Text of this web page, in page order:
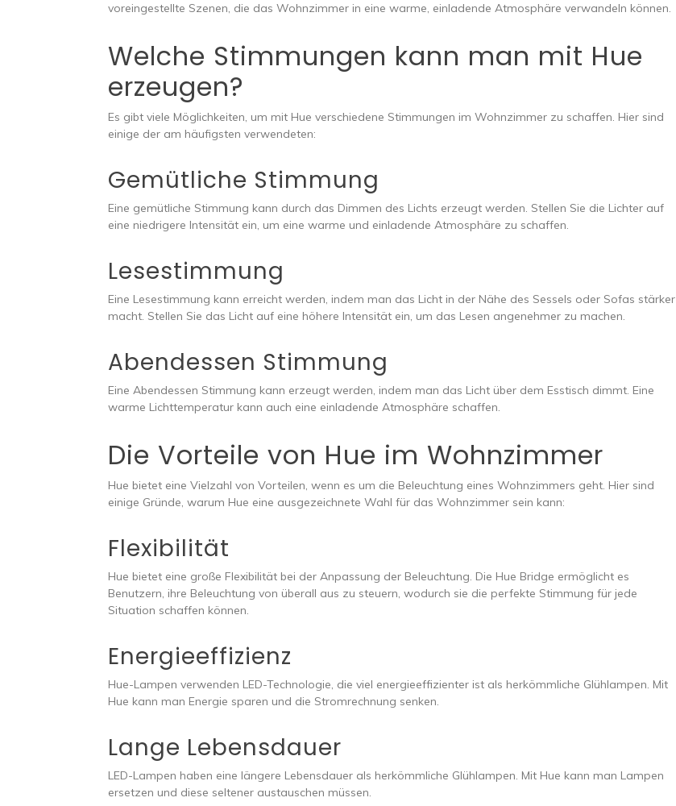
voreingestellte Szenen, die das Wohnzimmer in eine warme, einladende Atmosphäre verwandeln können.
Welche Stimmungen kann man mit Hue
erzeugen?
Es gibt viele Möglichkeiten, um mit Hue verschiedene Stimmungen im Wohnzimmer zu schaffen. Hier sind
einige der am häufigsten verwendeten:
Gemütliche Stimmung
Eine gemütliche Stimmung kann durch das Dimmen des Lichts erzeugt werden. Stellen Sie die Lichter auf
eine niedrigere Intensität ein, um eine warme und einladende Atmosphäre zu schaffen.
Lesestimmung
Eine Lesestimmung kann erreicht werden, indem man das Licht in der Nähe des Sessels oder Sofas stärker
macht. Stellen Sie das Licht auf eine höhere Intensität ein, um das Lesen angenehmer zu machen.
Abendessen Stimmung
Eine Abendessen Stimmung kann erzeugt werden, indem man das Licht über dem Esstisch dimmt. Eine
warme Lichttemperatur kann auch eine einladende Atmosphäre schaffen.
Die Vorteile von Hue im Wohnzimmer
Hue bietet eine Vielzahl von Vorteilen, wenn es um die Beleuchtung eines Wohnzimmers geht. Hier sind
einige Gründe, warum Hue eine ausgezeichnete Wahl für das Wohnzimmer sein kann:
Flexibilität
Hue bietet eine große Flexibilität bei der Anpassung der Beleuchtung. Die Hue Bridge ermöglicht es
Benutzern, ihre Beleuchtung von überall aus zu steuern, wodurch sie die perfekte Stimmung für jede
Situation schaffen können.
Energieeffizienz
Hue-Lampen verwenden LED-Technologie, die viel energieeffizienter ist als herkömmliche Glühlampen. Mit
Hue kann man Energie sparen und die Stromrechnung senken.
Lange Lebensdauer
LED-Lampen haben eine längere Lebensdauer als herkömmliche Glühlampen. Mit Hue kann man Lampen
ersetzen und diese seltener austauschen müssen.